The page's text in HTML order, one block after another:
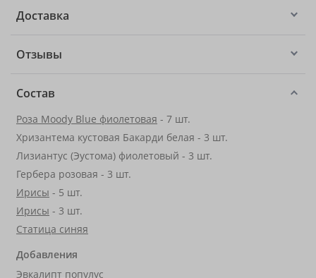
Доставка
Отзывы
Состав
Роза Moody Blue фиолетовая - 7 шт.
Хризантема кустовая Бакарди белая - 3 шт.
Лизиантус (Эустома) фиолетовый - 3 шт.
Гербера розовая - 3 шт.
Ирисы - 5 шт.
Ирисы - 3 шт.
Статица синяя
Добавления
Эвкалипт популус